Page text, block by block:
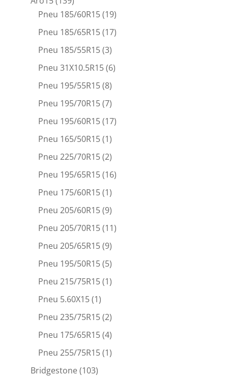
Pneu 185/60R15(19)
Pneu 185/65R15(17)
Pneu 185/55R15(3)
Pneu 31X10.5R15(6)
Pneu 195/55R15(8)
Pneu 195/70R15(7)
Pneu 195/60R15(17)
Pneu 165/50R15(1)
Pneu 225/70R15(2)
Pneu 195/65R15(16)
Pneu 175/60R15(1)
Pneu 205/60R15(9)
Pneu 205/70R15(11)
Pneu 205/65R15(9)
Pneu 195/50R15(5)
Pneu 215/75R15(1)
Pneu 5.60X15(1)
Pneu 235/75R15(2)
Pneu 175/65R15(4)
Pneu 255/75R15(1)
Bridgestone(103)